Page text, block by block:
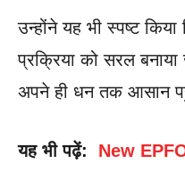
उन्होंने यह भी स्पष्ट
प्रक्रिया को सरल बनाया
अपने ही धन तक आसान
यह भी पढ़ें: New